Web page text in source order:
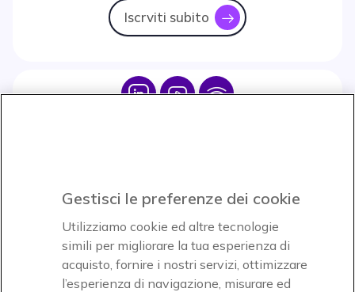
Iscrviti subito icon
Icon IconIcon
Accettiamo
Gestisci le preferenze dei cookie
Utilizziamo cookie ed altre tecnologie
simili per migliorare la tua esperienza di
acquisto, fornire i nostri servizi, ottimizzare
l’esperienza di navigazione, misurare ed